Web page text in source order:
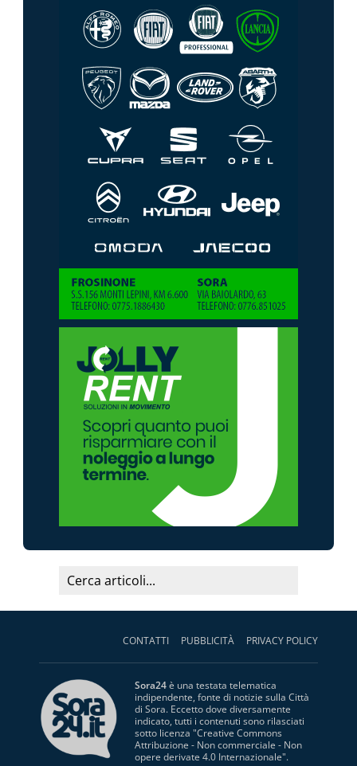
CONTATTI PUBBLICITÀ PRIVACY POLICY
Sora24è una testata telematica
indipendente, fonte di notizie sulla Città
di Sora. Eccetto dove diversamente
indicato, tutti i contenuti sono rilasciati
sotto licenza "Creative Commons
Attribuzione - Non commerciale - Non
opere derivate 4.0 Internazionale".